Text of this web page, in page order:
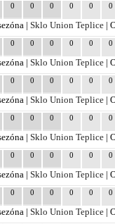
0 0 0 0 0 0
|Sklo Union Teplice |
0 0 0 0 0 0
|Sklo Union Teplice |
0 0 0 0 0 0
|Sklo Union Teplice |
0 0 0 0 0 0
|Sklo Union Teplice |
0 0 0 0 0 0
|Sklo Union Teplice |
0 0 0 0 0 0
|Sklo Union Teplice |